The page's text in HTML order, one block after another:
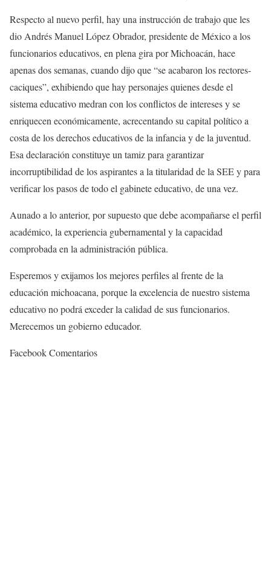
Respecto al nuevo perfil, hay una instrucción de trabajo que les
dio Andrés Manuel López Obrador, presidente de México a los
funcionarios educativos, en plena gira por Michoacán, hace
apenas dos semanas, cuando dijo que “se acabaron los rectores-
caciques”, exhibiendo que hay personajes quienes desde el
sistema educativo medran con los conflictos de intereses y se
enriquecen económicamente, acrecentando su capital político a
costa de los derechos educativos de la infancia y de la juventud.
Esa declaración constituye un tamiz para garantizar
incorruptibilidad de los aspirantes a la titularidad de la SEE y para
verificar los pasos de todo el gabinete educativo, de una vez.
Aunado a lo anterior, por supuesto que debe acompañarse el perfil
académico, la experiencia gubernamental y la capacidad
comprobada en la administración pública.
Esperemos y exijamos los mejores perfiles al frente de la
educación michoacana, porque la excelencia de nuestro sistema
educativo no podrá exceder la calidad de sus funcionarios.
Merecemos un gobierno educador.
Facebook Comentarios